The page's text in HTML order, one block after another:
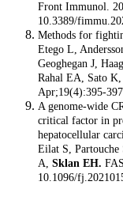
Front Immunol.
10.3389/
Methods for
Etego L,
Geoghegan J,
Rahal EA, Sato K,
Apr;19(4):395-
A genome-wide
critical factor in
hepatocellular
Eilat S,
A, Sklan EH.
10.1096/